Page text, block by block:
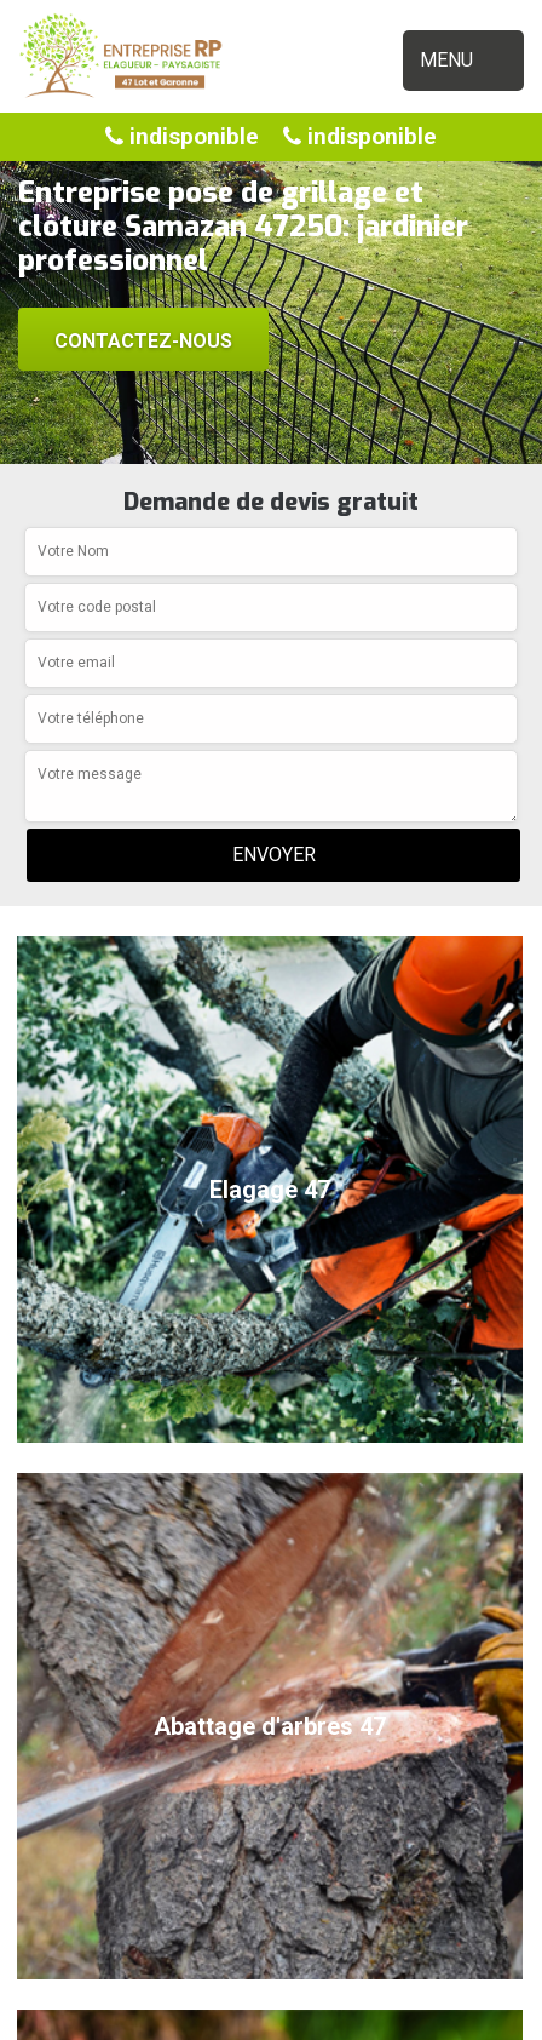
MENU
indisponible indisponible
Entreprise pose de grillage et
clôture Samazan 47250: jardinier
professionnel
CONTACTEZ-NOUS
Demande de devis gratuit
Elagage 47
Abattage d'arbres 47